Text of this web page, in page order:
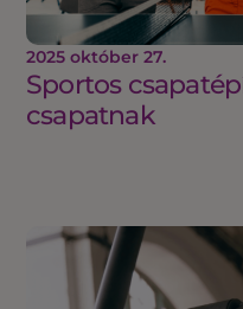
2025 október 27.
Sportos
csapatnak